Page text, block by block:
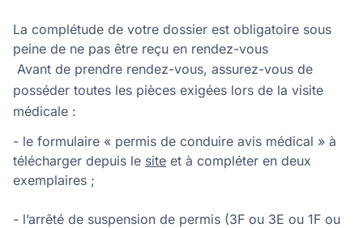
La complétude de votre dossier est obligatoire sous
peine de ne pas être reçu en rendez-vous
Avant de prendre rendez-vous, assurez-vous de
posséder toutes les pièces exigées lors de la visite
médicale :
- le formulaire « permis de conduire avis médical » à
télécharger depuis le site et à compléter en deux
exemplaires ;
- l’arrêté de suspension de permis (3F ou 3E ou 1F ou